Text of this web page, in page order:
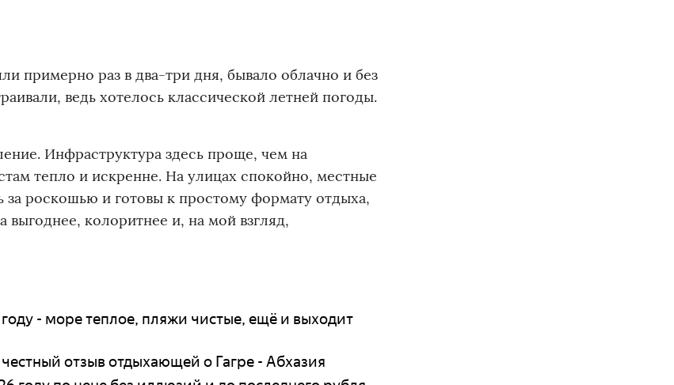
примерно раз в два-три дня, бывало облачно и без
ведь хотелось классической летней погоды.
Инфраструктура здесь проще, чем на
тепло и искренне. На улицах спокойно, местные
роскошью и готовы к простому формату отдыха,
выгоднее, колоритнее и, на мой взгляд,
- море теплое, пляжи чистые, ещё и выходит
отзыв отдыхающей о Гагре - Абхазия